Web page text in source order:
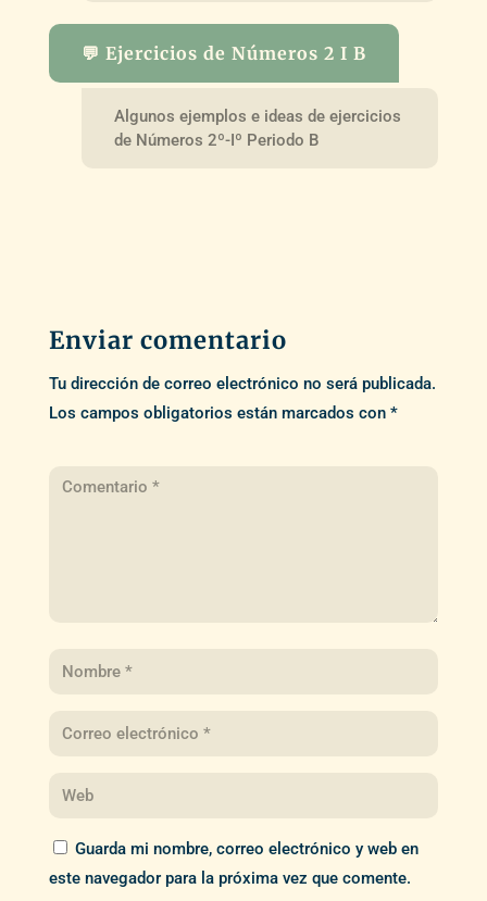
💬 Ejercicios de Números 2 I B
Algunos ejemplos e ideas de ejercicios
de Números 2º-Iº Periodo B
Enviar comentario
Tu dirección de correo electrónico no será publicada.
Los campos obligatorios están marcados con *
Guarda mi nombre, correo electrónico y web en
este navegador para la próxima vez que comente.